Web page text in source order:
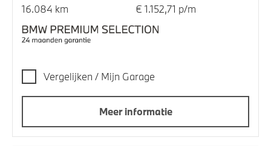
16.084 km € 1.152,71 p/m
Vergelijken / Mijn Garage
Meer informatie